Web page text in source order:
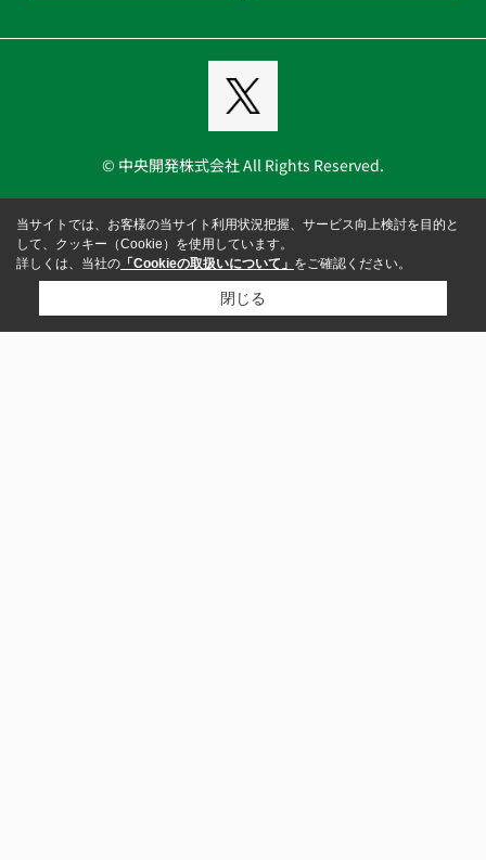
© 中央開発株式会社 All Rights Reserved.
当サイトでは、お客様の当サイト利用状況把握、サービス向上検討を目的と
して、クッキー（Cookie）を使用しています。
詳しくは、当社の 「Cookieの取扱いについて」 をご確認ください。
閉じる